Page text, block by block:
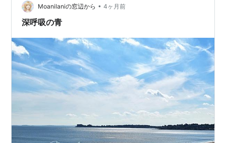
Moanilaniの窓辺から • 4ヶ月前
深呼吸の青